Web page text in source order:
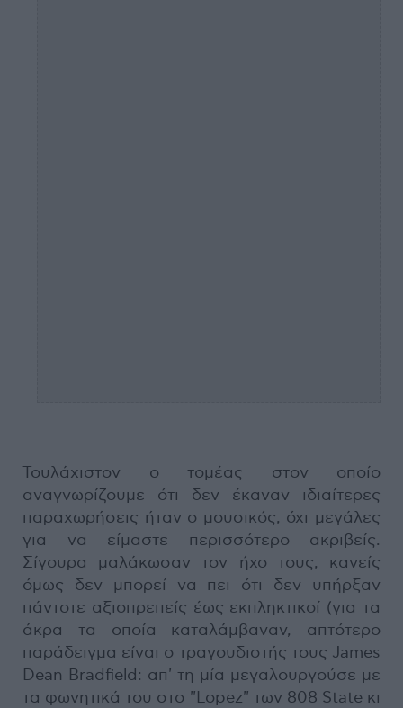
Τουλάχιστον ο τομέας στον οποίο
αναγνωρίζουμε ότι δεν έκαναν ιδιαίτερες
παραχωρήσεις ήταν ο μουσικός, όχι μεγάλες
για να είμαστε περισσότερο ακριβείς.
Σίγουρα μαλάκωσαν τον ήχο τους, κανείς
όμως δεν μπορεί να πει ότι δεν υπήρξαν
πάντοτε αξιοπρεπείς έως εκπληκτικοί (για τα
άκρα τα οποία καταλάμβαναν, απτότερο
παράδειγμα είναι ο τραγουδιστής τους James
Dean Bradfield: απ' τη μία μεγαλουργούσε με
τα φωνητικά του στο "Lopez" των 808 State κι